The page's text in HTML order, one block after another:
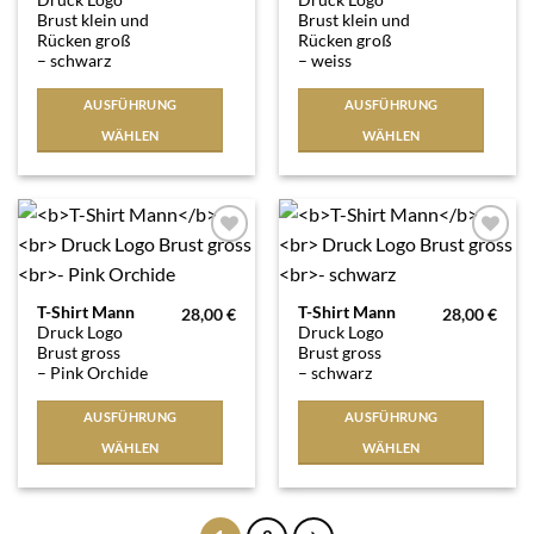
Brust klein und
Rücken groß
– schwarz
AUSFÜHRUNG
WÄHLEN
weist
mehrere
Optionen
können
auf
der
Produktseite
gewählt
werden
Brust klein und
Rücken groß
– weiss
AUSFÜHRUNG
WÄHLEN
weist
mehrere
Optionen
können
auf
der
Produktseite
gewählt
werden
Auf die
Wunschliste
T-Shirt Mann
Druck Logo
Brust gross
– Pink Orchide
28,00€
AUSFÜHRUNG
WÄHLEN
Dieses
Produkt
weist
mehrere
Varianten
Die
Optionen
Auf die
T-Shirt Mann
Druck Logo
Brust gross
– schwarz
28,00€
AUSFÜHRUNG
WÄHLEN
Dieses
Produkt
weist
mehrere
Varianten
Die
Optionen